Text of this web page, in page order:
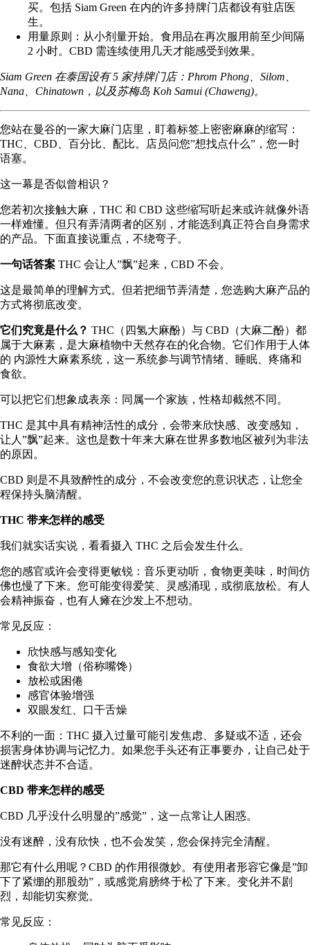
买。包括 Siam Green 在内的许多持牌门店都设有驻店医
生。
用量原则：从小剂量开始。食用品在再次服用前至少间隔
2 小时。CBD 需连续使用几天才能感受到效果。
Siam Green 在泰国设有 5 家持牌门店： Phrom Phong、 Silom、
Nana、 Chinatown ，以及苏梅岛 Koh Samui (Chaweng)。
您站在曼谷的一家大麻门店里，盯着标签上密密麻麻的缩写：
THC、CBD、百分比、配比。店员问您”想找点什么”，您一时
语塞。
这一幕是否似曾相识？
您若初次接触大麻，THC 和 CBD 这些缩写听起来或许就像外语
一样难懂。但只有弄清两者的区别，才能选到真正符合自身需求
的产品。下面直接说重点，不绕弯子。
一句话答案 THC 会让人”飘”起来，CBD 不会。
这是最简单的理解方式。但若把细节弄清楚，您选购大麻产品的
方式将彻底改变。
它们究竟是什么？ THC（四氢大麻酚）与 CBD（大麻二酚）都
属于大麻素，是大麻植物中天然存在的化合物。它们作用于人体
的 内源性大麻素系统 ，这一系统参与调节情绪、睡眠、疼痛和
食欲。
可以把它们想象成表亲：同属一个家族，性格却截然不同。
THC 是其中具有精神活性的成分，会带来欣快感、改变感知，
让人”飘”起来。这也是数十年来大麻在世界多数地区被列为非法
的原因。
CBD 则是不具致醉性的成分，不会改变您的意识状态，让您全
程保持头脑清醒。
THC 带来怎样的感受
我们就实话实说，看看摄入 THC 之后会发生什么。
您的感官或许会变得更敏锐：音乐更动听，食物更美味，时间仿
佛也慢了下来。您可能变得爱笑、灵感涌现，或彻底放松。有人
会精神振奋，也有人瘫在沙发上不想动。
常见反应：
欣快感与感知变化
食欲大增（俗称嘴馋）
放松或困倦
感官体验增强
双眼发红、口干舌燥
不利的一面：THC 摄入过量可能引发焦虑、多疑或不适，还会
损害身体协调与记忆力。如果您手头还有正事要办，让自己处于
迷醉状态并不合适。
CBD 带来怎样的感受
CBD 几乎没什么明显的”感觉”，这一点常让人困惑。
没有迷醉，没有欣快，也不会发笑，您会保持完全清醒。
那它有什么用呢？CBD 的作用很微妙。有使用者形容它像是”卸
下了紧绷的那股劲”，或感觉肩膀终于松了下来。变化并不剧
烈，却能切实察觉。
常见反应：